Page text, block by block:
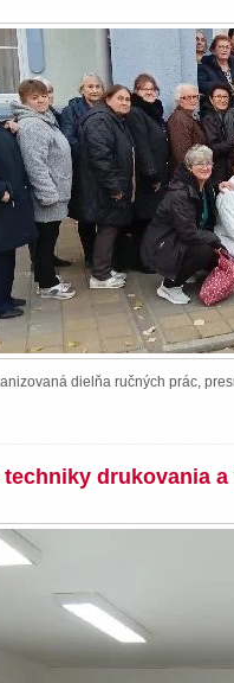
dielňa ručných prác,
techniky drukovania